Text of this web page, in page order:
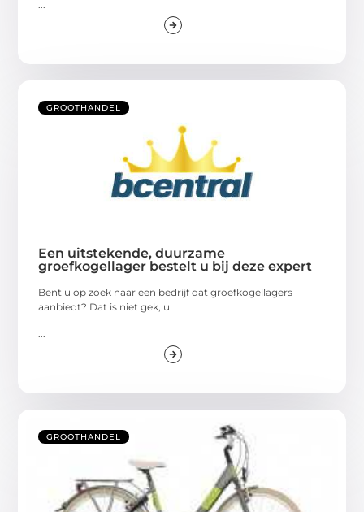
...
GROOTHANDEL
Een uitstekende, duurzame
groefkogellager bestelt u bij deze expert
Bent u op zoek naar een bedrijf dat groefkogellagers
aanbiedt? Dat is niet gek, u
GROOTHANDEL